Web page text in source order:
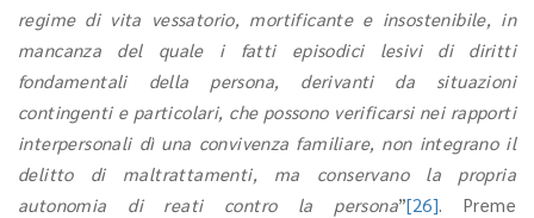
regime di vita vessatorio, mortificante e insostenibile, in
mancanza del quale i fatti episodici lesivi di diritti
fondamentali della persona, derivanti da situazioni
contingenti e particolari, che possono verificarsi nei rapporti
interpersonali dì una convivenza familiare, non integrano il
delitto di maltrattamenti, ma conservano la propria
autonomia di reati contro la persona”[26]. Preme